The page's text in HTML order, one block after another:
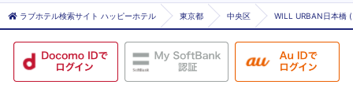
ラブホテル検索サイト ハッピーホテル 東京都 中央区 WILL URBAN日本橋